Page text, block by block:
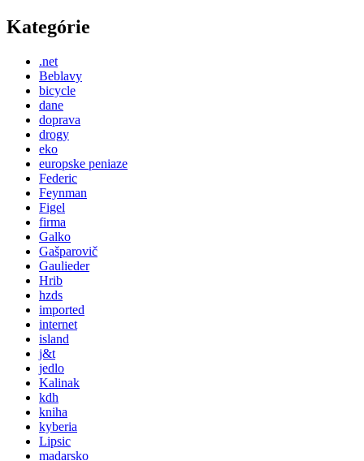
Kategórie
.net
Beblavy
bicycle
dane
doprava
drogy
eko
europske peniaze
Federic
Feynman
Figel
firma
Galko
Gašparovič
Gaulieder
Hrib
hzds
imported
internet
island
j&t
jedlo
Kalinak
kdh
kniha
kyberia
Lipsic
madarsko